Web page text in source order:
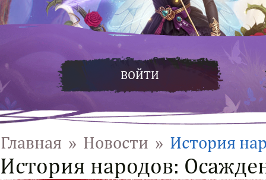
ВОЙТИ
Главная » Новости » История
История народов: